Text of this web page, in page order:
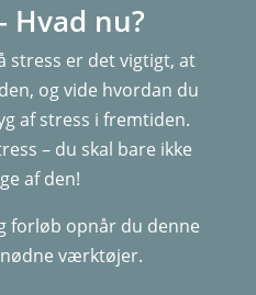
Hvad nu?
stress er det vigtigt, at
og vide hvordan du
af stress i fremtiden.
– du skal bare ikke
af den!
forløb opnår du denne
værktøjer.